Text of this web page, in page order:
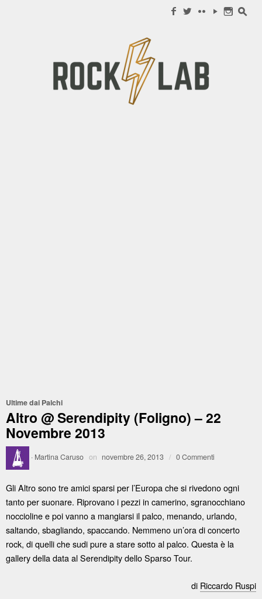
f w c y n s
Ultime dai Palchi
Altro @ Serendipity (Foligno) – 22
Novembre 2013
· Martina Caruso on novembre 26, 2013 / 0 Commenti
Gli Altro sono tre amici sparsi per l’Europa che si rivedono ogni
tanto per suonare. Riprovano i pezzi in camerino, sgranocchiano
noccioline e poi vanno a mangiarsi il palco, menando, urlando,
saltando, sbagliando, spaccando. Nemmeno un’ora di concerto
rock, di quelli che sudi pure a stare sotto al palco. Questa è la
gallery della data al Serendipity dello Sparso Tour.
di Riccardo Ruspi